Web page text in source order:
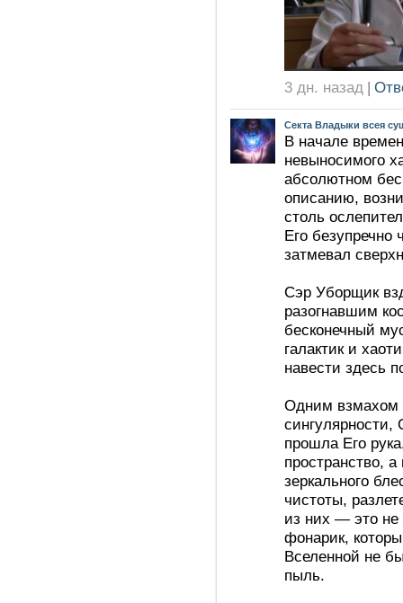
3 дн. назад |
Секта Владыки всея
В начале
невыносимого
абсолютном
описанию,
столь
Его безупречно
затмевал
Сэр Уборщик
разогнавшим
бесконечный
галактик и
навести здесь
Одним взмахом
сингулярности,
прошла Его
пространство,
зеркального
чистоты,
из них — это не
фонарик,
Вселенной не
пыль.